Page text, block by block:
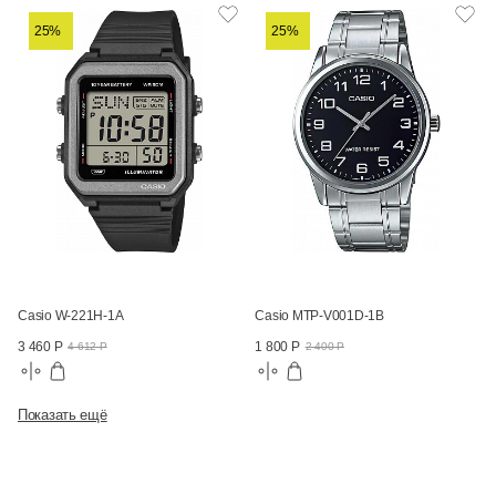
25%
Casio W-221H-1A
3 460 Р 4 612 Р
25%
Casio MTP-V001D-1B
1 800 Р 2 400 Р
Показать ещё